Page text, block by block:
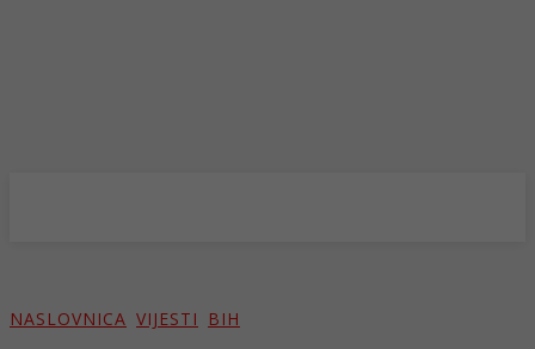
NASLOVNICA VIJESTI BIH